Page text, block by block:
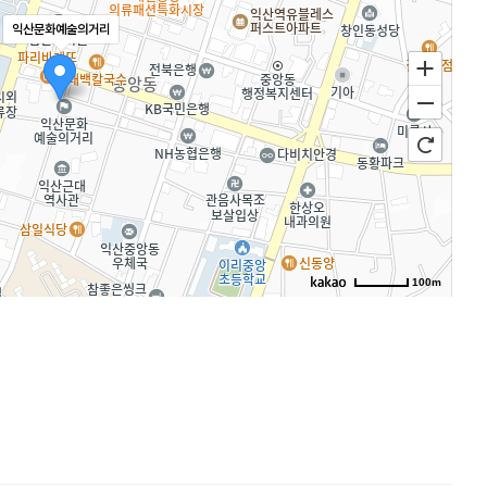
익산문화예술의거리
100m